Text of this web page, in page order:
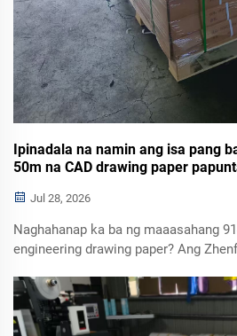
Ipinadala na namin ang isa pang
50m na CAD drawing paper
Jul 28, 2026
Naghahanap ka ba ng maaasahang
engineering drawing paper? Ang
makinis na pag-print, pare-parehong
customization, at serbisyo sa export